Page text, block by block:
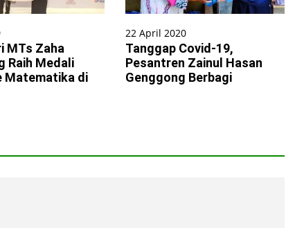
MTs Zaha
Raih Medali
Matematika di
22 April 2020
Tanggap Covid-19,
Pesantren Zainul Hasan
Genggong Berbagi